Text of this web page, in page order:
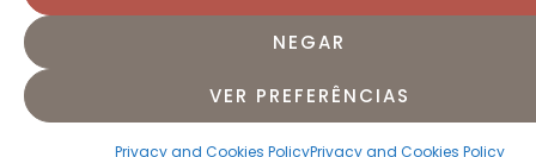
NEGAR
VER PREFERÊNCIAS
Privacy and Cookies PolicyPrivacy and Cookies Policy
YOGA CHALLENGE